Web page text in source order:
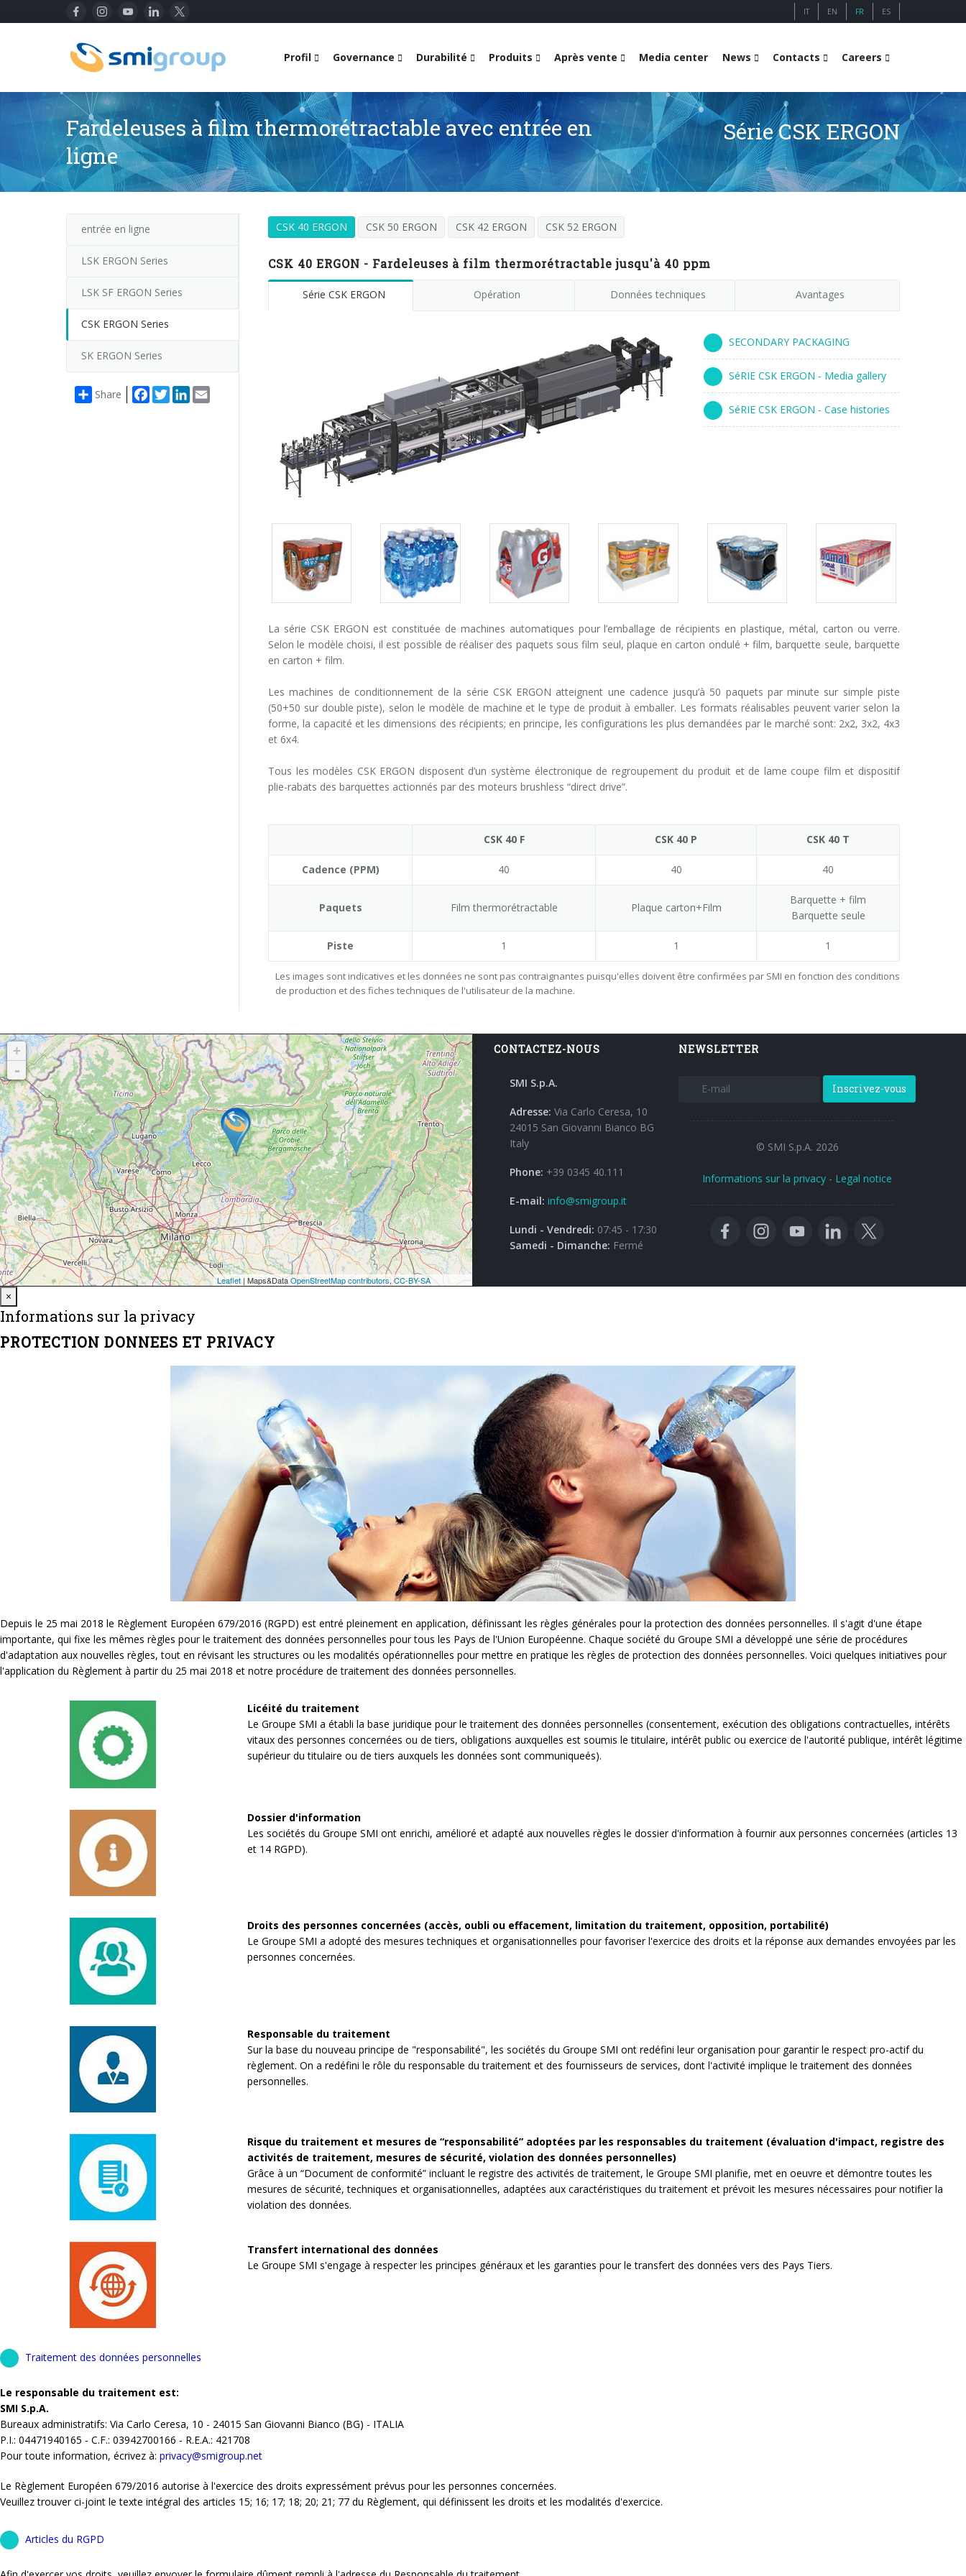
IT EN FR ES
Profil Governance Durabilité Produits Après vente Media center News Contacts Careers
Fardeleuses à film thermorétractable avec entrée en
ligne
Série CSK ERGON
entrée en ligne
LSK ERGON Series
LSK SF ERGON Series
CSK ERGON Series
SK ERGON Series
Share Facebook
TwitterLinkedIn
CSK 40 ERGON CSK 50 ERGON CSK 42 ERGON CSK 52 ERGON
CSK 40 ERGON - Fardeleuses à film thermorétractable jusqu'à 40 ppm
Série CSK ERGON Opération Données techniques Avantages
SECONDARY PACKAGING
SéRIE CSK ERGON - Media gallery
SéRIE CSK ERGON - Case histories
Packs
gallery
Packs
gallery
Packs
gallery
Packs
gallery
Packs
gallery
Packs
gallery
La série CSK ERGON est constituée de machines automatiques pour l’emballage de récipients en plastique, métal, carton ou verre.
Selon le modèle choisi, il est possible de réaliser des paquets sous film seul, plaque en carton ondulé + film, barquette seule, barquette
en carton + film.
Les machines de conditionnement de la série CSK ERGON atteignent une cadence jusqu’à 50 paquets par minute sur simple piste
(50+50 sur double piste), selon le modèle de machine et le type de produit à emballer. Les formats réalisables peuvent varier selon la
forme, la capacité et les dimensions des récipients; en principe, les configurations les plus demandées par le marché sont: 2x2, 3x2, 4x3
et 6x4.
Tous les modèles CSK ERGON disposent d’un système électronique de regroupement du produit et de lame coupe film et dispositif
plie-rabats des barquettes actionnés par des moteurs brushless “direct drive”.
CSK 40 F CSK 40 P CSK 40 T
Cadence (PPM) 40 40 40
Paquets Film thermorétractable Plaque carton+Film
Barquette + film
Barquette seule
Piste 1 1 1
Les images sont indicatives et les données ne sont pas contraignantes puisqu'elles doivent être confirmées par SMI en fonction des conditions
de production et des fiches techniques de l'utilisateur de la machine.
CONTACTEZ-NOUS
SMI S.p.A.
Adresse: Via Carlo Ceresa, 10
24015 San Giovanni Bianco BG
Italy
Phone: +39 0345 40.111
E-mail: info@smigroup.it
Lundi - Vendredi: 07:45 - 17:30
Samedi - Dimanche: Fermé
NEWSLETTER
Inscrivez-vous
© SMI S.p.A. 2026
Informations sur la privacy - Legal notice
×
Informations sur la privacy
PROTECTION DONNEES ET PRIVACY
Depuis le 25 mai 2018 le Règlement Européen 679/2016 (RGPD) est entré pleinement en application, définissant les règles générales pour la protection des données personnelles. Il s'agit d'une étape
importante, qui fixe les mêmes règles pour le traitement des données personnelles pour tous les Pays de l'Union Européenne. Chaque société du Groupe SMI a développé une série de procédures
d'adaptation aux nouvelles règles, tout en révisant les structures ou les modalités opérationnelles pour mettre en pratique les règles de protection des données personnelles. Voici quelques initiatives pour
l'application du Règlement à partir du 25 mai 2018 et notre procédure de traitement des données personnelles.
Licéité du traitement
Le Groupe SMI a établi la base juridique pour le traitement des données personnelles (consentement, exécution des obligations contractuelles, intérêts
vitaux des personnes concernées ou de tiers, obligations auxquelles est soumis le titulaire, intérêt public ou exercice de l'autorité publique, intérêt légitime
supérieur du titulaire ou de tiers auxquels les données sont communiqueés).
Dossier d'information
Les sociétés du Groupe SMI ont enrichi, amélioré et adapté aux nouvelles règles le dossier d'information à fournir aux personnes concernées (articles 13
et 14 RGPD).
Droits des personnes concernées (accès, oubli ou effacement, limitation du traitement, opposition, portabilité)
Le Groupe SMI a adopté des mesures techniques et organisationnelles pour favoriser l'exercice des droits et la réponse aux demandes envoyées par les
personnes concernées.
Responsable du traitement
Sur la base du nouveau principe de "responsabilité", les sociétés du Groupe SMI ont redéfini leur organisation pour garantir le respect pro-actif du
règlement. On a redéfini le rôle du responsable du traitement et des fournisseurs de services, dont l'activité implique le traitement des données
personnelles.
Risque du traitement et mesures de “responsabilité” adoptées par les responsables du traitement (évaluation d'impact, registre des
activités de traitement, mesures de sécurité, violation des données personnelles)
Grâce à un “Document de conformité” incluant le registre des activités de traitement, le Groupe SMI planifie, met en oeuvre et démontre toutes les
mesures de sécurité, techniques et organisationnelles, adaptées aux caractéristiques du traitement et prévoit les mesures nécessaires pour notifier la
violation des données.
Transfert international des données
Le Groupe SMI s'engage à respecter les principes généraux et les garanties pour le transfert des données vers des Pays Tiers.
Traitement des données personnelles
Le responsable du traitement est:
SMI S.p.A.
Bureaux administratifs: Via Carlo Ceresa, 10 - 24015 San Giovanni Bianco (BG) - ITALIA
P.I.: 04471940165 - C.F.: 03942700166 - R.E.A.: 421708
Pour toute information, écrivez à: privacy@smigroup.net
Le Règlement Européen 679/2016 autorise à l'exercice des droits expressément prévus pour les personnes concernées.
Veuillez trouver ci-joint le texte intégral des articles 15; 16; 17; 18; 20; 21; 77 du Règlement, qui définissent les droits et les modalités d'exercice.
Articles du RGPD